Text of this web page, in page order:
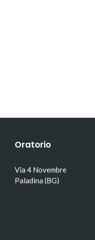
Oratorio
Via 4 Novembre
Paladina (BG)